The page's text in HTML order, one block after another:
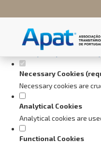
Set your
This website uses strictly
privacy and cookies
Necessary Cookies
Necessary cookies are
Analytical Cookies
Analytical cookies are
Functional Cookies